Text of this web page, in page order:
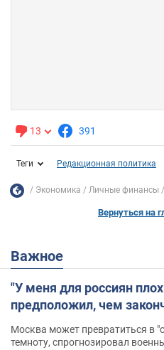
13 391
Теги Редакционная политика
Экономика Личные финансы
Вернуться на
Важное
"У меня для россиян
предположил, чем
Москва может превратиться в
темноту, спрогнозировал